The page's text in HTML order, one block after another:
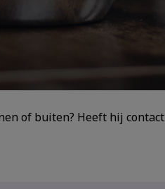
of buiten? Heeft hij contact